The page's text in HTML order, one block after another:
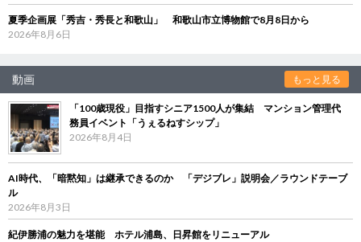
夏季企画展「秀吉・秀長と和歌山」 和歌山市立博物館で8月8日から
2026年8月6日
動画 もっと見る
「100歳現役」目指すシニア1500人が集結 マンション管理代
務員イベント「うぇるねすシップ」
2026年8月4日
AI時代、「暗黙知」は継承できるのか 「デジブレ」説明会／ラウンドテーブ
ル
2026年8月3日
紀伊勝浦の魅力を堪能 ホテル浦島、日昇館をリニューアル